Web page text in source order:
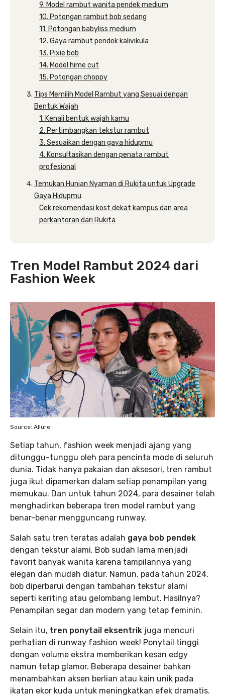
9. Model rambut wanita pendek medium
10. Potongan rambut bob sedang
11. Potongan babyliss medium
12. Gaya rambut pendek kalivikula
13. Pixie bob
14. Model hime cut
15. Potongan choppy
Tips Memilih Model Rambut yang Sesuai dengan
Bentuk Wajah
1. Kenali bentuk wajah kamu
2. Pertimbangkan tekstur rambut
3. Sesuaikan dengan gaya hidupmu
4. Konsultasikan dengan penata rambut
profesional
Temukan Hunian Nyaman di Rukita untuk Upgrade
Gaya Hidupmu
Cek rekomendasi kost dekat kampus dan area
perkantoran dari Rukita
Tren Model Rambut 2024 dari
Fashion Week
Source: Allure
Setiap tahun, fashion week menjadi ajang yang
ditunggu-tunggu oleh para pencinta mode di seluruh
dunia. Tidak hanya pakaian dan aksesori, tren rambut
juga ikut dipamerkan dalam setiap penampilan yang
memukau. Dan untuk tahun 2024, para desainer telah
menghadirkan beberapa tren model rambut yang
benar-benar mengguncang runway.
Salah satu tren teratas adalah gaya bob pendek
dengan tekstur alami. Bob sudah lama menjadi
favorit banyak wanita karena tampilannya yang
elegan dan mudah diatur. Namun, pada tahun 2024,
bob diperbarui dengan tambahan tekstur alami
seperti keriting atau gelombang lembut. Hasilnya?
Penampilan segar dan modern yang tetap feminin.
Selain itu, tren ponytail eksentrik juga mencuri
perhatian di runway fashion week! Ponytail tinggi
dengan volume ekstra memberikan kesan edgy
namun tetap glamor. Beberapa desainer bahkan
menambahkan aksen berlian atau kain unik pada
ikatan ekor kuda untuk meningkatkan efek dramatis.